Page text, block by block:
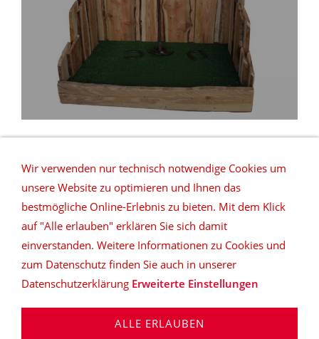
REFERENZEN NETZWERK
DATENSCHUTZ
top|ten music & moreDaniel Klöpper | Rosenstraße 6
| D-32832 Augustdorf | Tel: 05237-890934 | Fax: 05237-
890935 | info@lippe-event.de
Wir verwenden nur technisch notwendige Cookies um
unsere Website zu optimieren und Ihnen das
bestmögliche Online-Erlebnis zu bieten. Mit dem Klick
auf "Alle erlauben" erklären Sie sich damit
einverstanden. Weitere Informationen zu Cookies und
zum Datenschutz finden Sie auch in unserer
Datenschutzerklärung Erweiterte Einstellungen
ALLE ERLAUBEN